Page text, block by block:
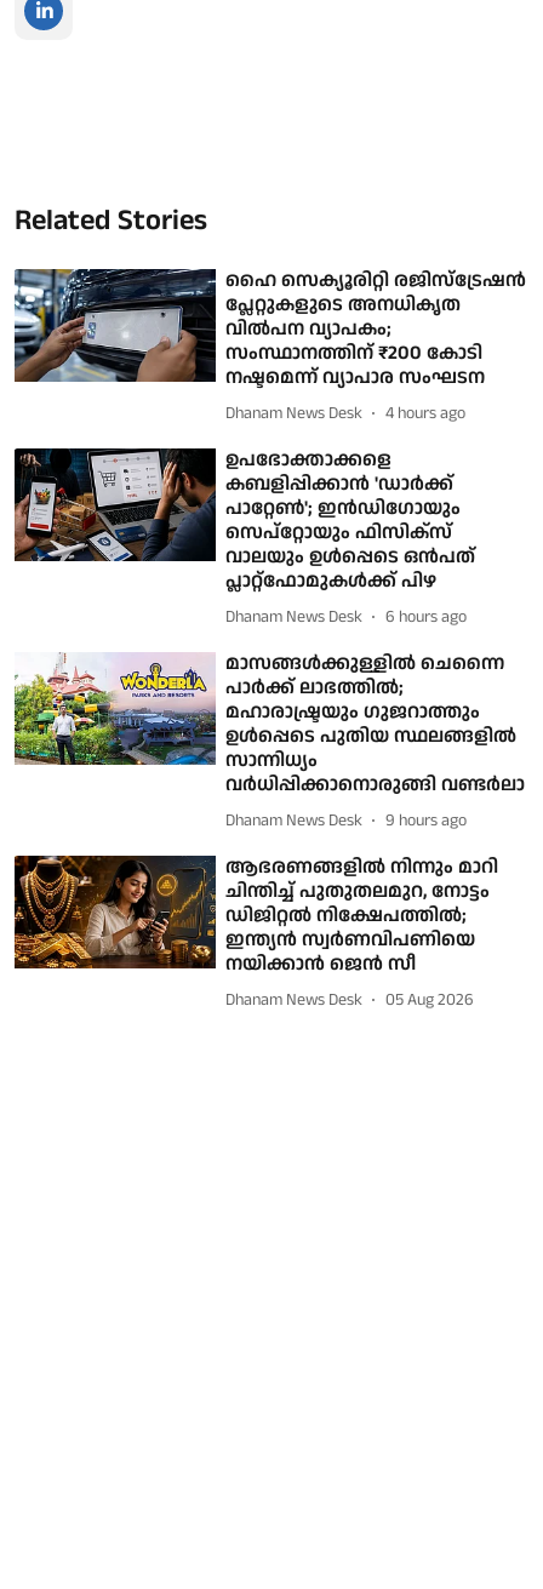
Related Stories
ഹൈ സെക്യൂരിറ്റി രജിസ്‌ട്രേഷന്‍
പ്ലേറ്റുകളുടെ അനധികൃത
വില്‍പന വ്യാപകം;
സംസ്ഥാനത്തിന് ₹200 കോടി
നഷ്ടമെന്ന് വ്യാപാര സംഘടന
Dhanam News Desk 4 hours ago
ഉപഭോക്താക്കളെ
കബളിപ്പിക്കാന്‍ 'ഡാര്‍ക്ക്
പാറ്റേണ്‍'; ഇന്‍ഡിഗോയും
സെപ്റ്റോയും ഫിസിക്സ്
വാലയും ഉള്‍പ്പെടെ ഒന്‍പത്
പ്ലാറ്റ്ഫോമുകള്‍ക്ക് പിഴ
Dhanam News Desk 6 hours ago
മാസങ്ങള്‍ക്കുള്ളില്‍ ചെന്നൈ
പാര്‍ക്ക് ലാഭത്തില്‍;
മഹാരാഷ്ട്രയും ഗുജറാത്തും
ഉള്‍പ്പെടെ പുതിയ സ്ഥലങ്ങളില്‍
സാന്നിധ്യം
വര്‍ധിപ്പിക്കാനൊരുങ്ങി വണ്ടര്‍ലാ
Dhanam News Desk 9 hours ago
ആഭരണങ്ങളില്‍ നിന്നും മാറി
ചിന്തിച്ച് പുതുതലമുറ, നോട്ടം
ഡിജിറ്റല്‍ നിക്ഷേപത്തില്‍;
ഇന്ത്യന്‍ സ്വര്‍ണവിപണിയെ
നയിക്കാന്‍ ജെന്‍ സീ
Dhanam News Desk 05 Aug 2026